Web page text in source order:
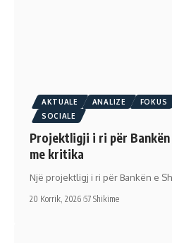
AKTUALE ANALIZE FOKUS
SOCIALE
Projektligji i ri për
me kritika
Një projektligj i ri për Bankën e
20 Korrik, 2026 57 Shikime